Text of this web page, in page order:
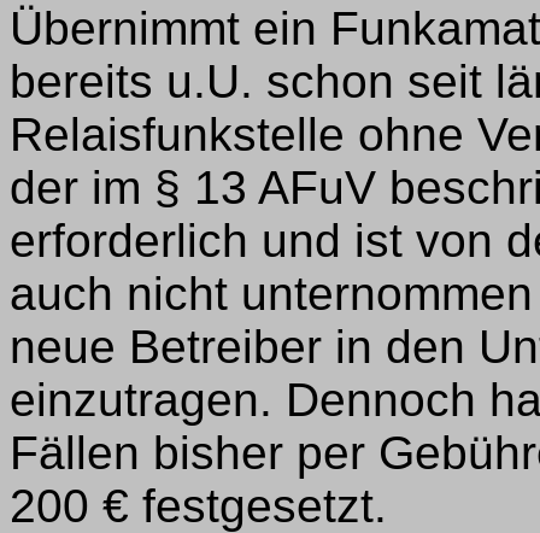
Übernimmt ein
bereits u.U. schon seit
Relaisfunkstelle ohne
der im § 13 AFuV
erforderlich und ist von
auch nicht
neue Betreiber in den
einzutragen. Dennoch
Fällen bisher per
200 € festgesetzt.